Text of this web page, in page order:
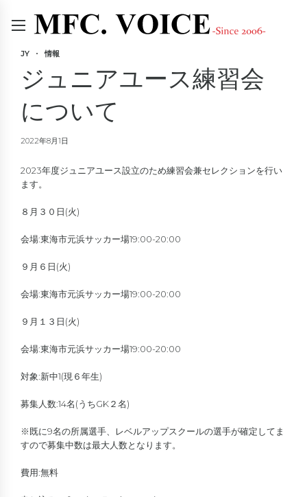
JY 情報
ジュニアユース練習会
について
2022年8月1日
2023年度ジュニアユース設立のため練習会兼セレクションを行い
ます。
８月３０日(火)
会場:東海市元浜サッカー場19:00-20:00
９月６日(火)
会場:東海市元浜サッカー場19:00-20:00
９月１３日(火)
会場:東海市元浜サッカー場19:00-20:00
対象:新中1(現６年生)
募集人数:14名(うちGK２名)
※既に9名の所属選手、レベルアップスクールの選手が確定してま
すので募集中数は最大人数となります。
費用:無料